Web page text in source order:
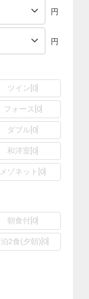
円
円
ツイン 0
フォース 0]
ダブル 0
和洋室 0
メゾネット 0
朝食付 0
2食(夕朝) 0